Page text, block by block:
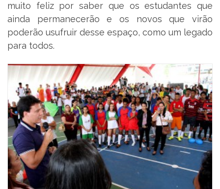
muito feliz por saber que os estudantes que
ainda permanecerão e os novos que virão
poderão usufruir desse espaço, como um legado
para todos.